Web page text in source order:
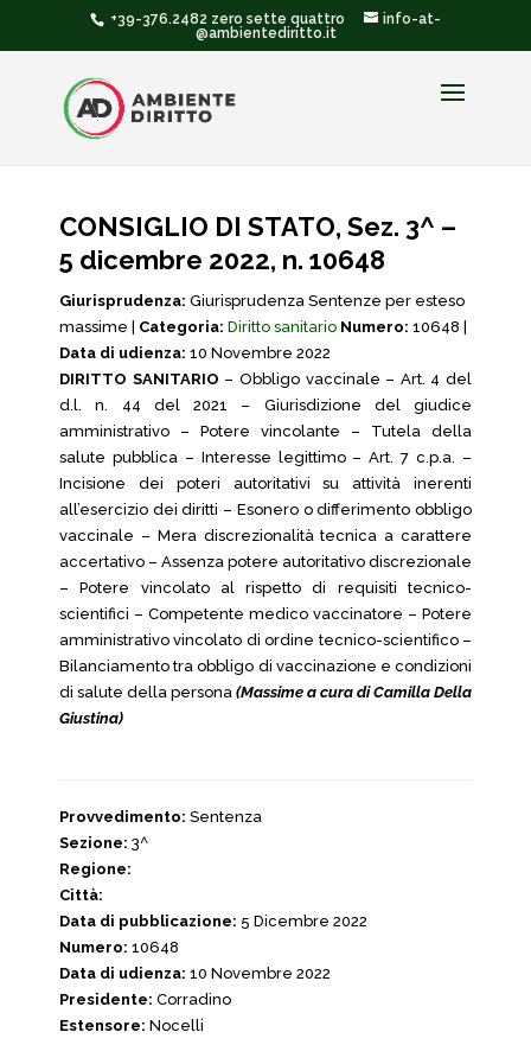
+39-376.2482 zero sette quattro
info-at-
@ambientediritto.it
CONSIGLIO DI STATO, Sez. 3^ –
5 dicembre 2022, n. 10648
Giurisprudenza: Giurisprudenza Sentenze per esteso
massime | Categoria: Diritto sanitario Numero: 10648 |
Data di udienza: 10 Novembre 2022
DIRITTO SANITARIO – Obbligo vaccinale – Art. 4 del
d.l. n. 44 del 2021 – Giurisdizione del giudice
amministrativo – Potere vincolante – Tutela della
salute pubblica – Interesse legittimo – Art. 7 c.p.a. –
Incisione dei poteri autoritativi su attività inerenti
all’esercizio dei diritti – Esonero o differimento obbligo
vaccinale – Mera discrezionalità tecnica a carattere
accertativo – Assenza potere autoritativo discrezionale
– Potere vincolato al rispetto di requisiti tecnico-
scientifici – Competente medico vaccinatore – Potere
amministrativo vincolato di ordine tecnico-scientifico –
Bilanciamento tra obbligo di vaccinazione e condizioni
di salute della persona (Massime a cura di Camilla Della
Giustina)
Provvedimento: Sentenza
Sezione: 3^
Regione:
Città:
Data di pubblicazione: 5 Dicembre 2022
Numero: 10648
Data di udienza: 10 Novembre 2022
Presidente: Corradino
Estensore: Nocelli